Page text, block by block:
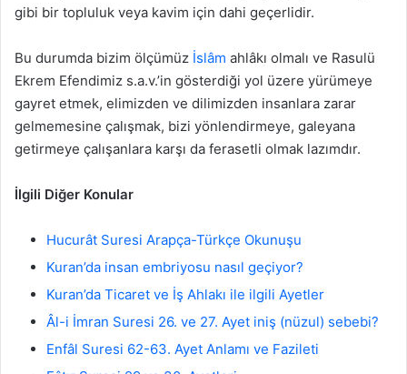
gibi bir topluluk veya kavim için dahi geçerlidir.
Bu durumda bizim ölçümüz İslâm ahlâkı olmalı ve Rasulü
Ekrem Efendimiz s.a.v.’in gösterdiği yol üzere yürümeye
gayret etmek, elimizden ve dilimizden insanlara zarar
gelmemesine çalışmak, bizi yönlendirmeye, galeyana
getirmeye çalışanlara karşı da ferasetli olmak lazımdır.
İlgili Diğer Konular
Hucurât Suresi Arapça-Türkçe Okunuşu
Kuran’da insan embriyosu nasıl geçiyor?
Kuran’da Ticaret ve İş Ahlakı ile ilgili Ayetler
Âl-i İmran Suresi 26. ve 27. Ayet iniş (nüzul) sebebi?
Enfâl Suresi 62-63. Ayet Anlamı ve Fazileti